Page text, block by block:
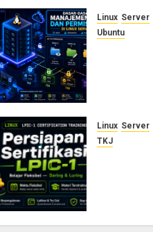
Linux Server
Ubuntu
Linux Server
TKJ